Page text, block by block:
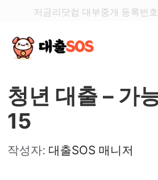
저금리닷컴 대부중개 등록번
청년 대출 – 가
15
작성자: 대출SOS 매니저